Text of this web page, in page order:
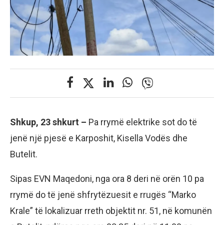
Shkup, 23 shkurt – Pa rrymë elektrike sot do të
jenë një pjesë e Karposhit, Kisella Vodës dhe
Butelit.
Sipas EVN Maqedoni, nga ora 8 deri në orën 10 pa
rrymë do të jenë shfrytëzuesit e rrugës “Marko
Krale” të lokalizuar rreth objektit nr. 51, në komunën